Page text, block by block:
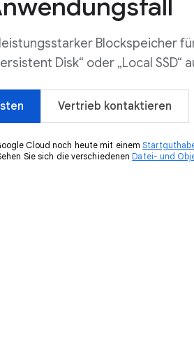
Blockspeicher
Disk“ oder „Local SSD“
Vertrieb kontaktieren
Cloud noch heute mit einem
Sie sich die verschiedenen Datei- und